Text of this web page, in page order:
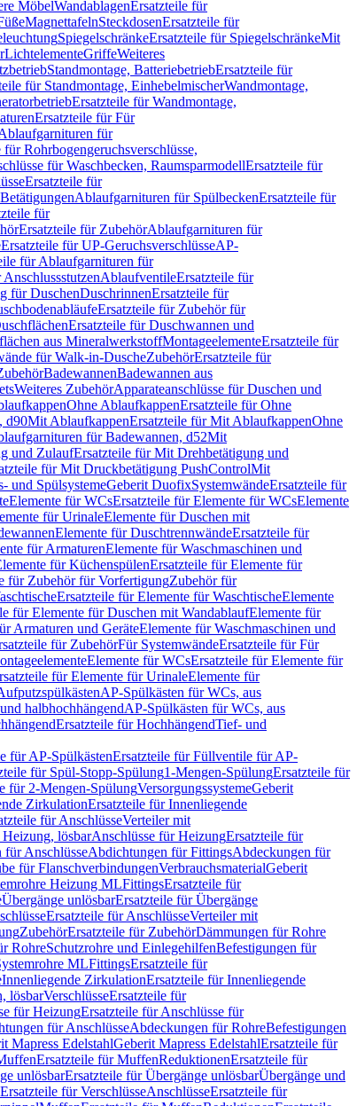
MöbelWandablagenErsatzteile für
MagnettafelnSteckdosenErsatzteile für
SpiegelschränkeErsatzteile für SpiegelschränkeMit
LichtelementeGriffeWeiteres
Standmontage, BatteriebetriebErsatzteile für
für Standmontage, EinhebelmischerWandmontage,
Ersatzteile für Wandmontage,
Ersatzteile für Für
für
für Rohrbogengeruchsverschlüsse,
für Waschbecken, RaumsparmodellErsatzteile für
Ersatzteile für
BetätigungenAblaufgarnituren für SpülbeckenErsatzteile für
für
Ersatzteile für ZubehörAblaufgarnituren für
Ersatzteile für UP-GeruchsverschlüsseAP-
für Ablaufgarnituren für
AblaufventileErsatzteile für
für DuschenDuschrinnenErsatzteile für
Ersatzteile für Zubehör für
Ersatzteile für Duschwannen und
aus MineralwerkstoffMontageelementeErsatzteile für
für Walk-in-DuscheZubehörErsatzteile für
BadewannenBadewannen aus
Weiteres ZubehörApparateanschlüsse für Duschen und
Ohne AblaufkappenErsatzteile für Ohne
d90Mit AblaufkappenErsatzteile für Mit AblaufkappenOhne
für Badewannen, d52Mit
und ZulaufErsatzteile für Mit Drehbetätigung und
für Mit Druckbetätigung PushControlMit
und SpülsystemeGeberit DuofixSystemwändeErsatzteile für
Elemente für WCsErsatzteile für Elemente für WCsElemente
für UrinaleElemente für Duschen mit
Elemente für DuschtrennwändeErsatzteile für
für ArmaturenElemente für Waschmaschinen und
für KüchenspülenErsatzteile für Elemente für
für Zubehör für VorfertigungZubehör für
Ersatzteile für Elemente für WaschtischeElemente
für Elemente für Duschen mit WandablaufElemente für
Armaturen und GeräteElemente für Waschmaschinen und
für ZubehörFür SystemwändeErsatzteile für Für
Elemente für WCsErsatzteile für Elemente für
für Elemente für UrinaleElemente für
AP-Spülkästen für WCs, aus
halbhochhängendAP-Spülkästen für WCs, aus
Ersatzteile für HochhängendTief- und
für AP-SpülkästenErsatzteile für Füllventile für AP-
für Spül-Stopp-Spülung1-Mengen-SpülungErsatzteile für
für 2-Mengen-SpülungVersorgungssystemeGeberit
ZirkulationErsatzteile für Innenliegende
für AnschlüsseVerteiler mit
lösbarAnschlüsse für HeizungErsatzteile für
für AnschlüsseAbdichtungen für FittingsAbdeckungen für
für FlanschverbindungenVerbrauchsmaterialGeberit
Heizung MLFittingsErsatzteile für
Übergänge unlösbarErsatzteile für Übergänge
Ersatzteile für AnschlüsseVerteiler mit
ZubehörErsatzteile für ZubehörDämmungen für Rohre
RohreSchutzrohre und EinlegehilfenBefestigungen für
MLFittingsErsatzteile für
Innenliegende ZirkulationErsatzteile für Innenliegende
lösbarVerschlüsseErsatzteile für
für HeizungErsatzteile für Anschlüsse für
für AnschlüsseAbdeckungen für RohreBefestigungen
Mapress EdelstahlGeberit Mapress EdelstahlErsatzteile für
Ersatzteile für MuffenReduktionenErsatzteile für
unlösbarErsatzteile für Übergänge unlösbarÜbergänge und
Ersatzteile für VerschlüsseAnschlüsseErsatzteile für